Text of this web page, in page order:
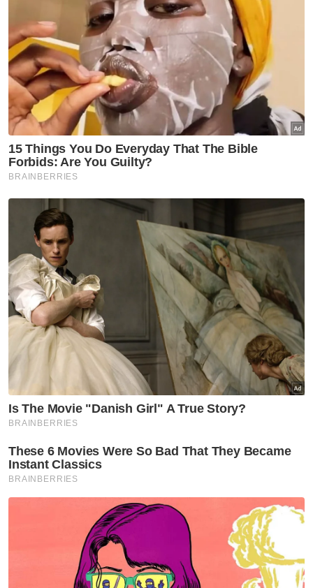
termasuk cadangan pindaan baharu telah
dibentangkan di Dewan Rakyat pada 22 Jun
lepas.
"Setelah mempertimbangkan beberapa
pandangan daripada pihak berkepentingan
termasuklah Ahli-Ahli Parlimen Kerajaan dan
Pembangkang, pakar perundangan serta
Pertubuhan Masyarakat Sivil, Kerajaan
Madani bersetuju meminda Fasal (18) Perkara
memperkukuh keseimbangan antara
kebebasan Pendakwa Raya dan akauntabiliti
institusi,” menurut BHEUU.
Pindaan kepada Fasal (18) Perkara 145A itu
mengambil kira cadangan supaya nama-
nama calon dikemukakan kepada Yang di-
Pertua Dewan Rakyat untuk dibentangkan di
hadapan Dewan Rakyat.
Menurut kenyataan itu, selepas penelitian